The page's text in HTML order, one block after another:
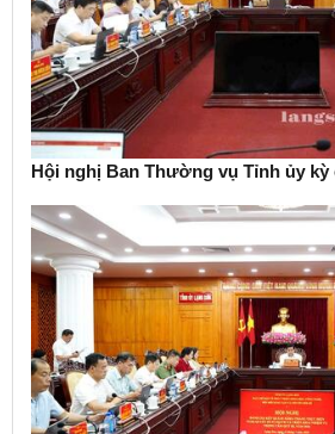
Hội nghị Ban Thường vụ Tỉnh ủy kỳ